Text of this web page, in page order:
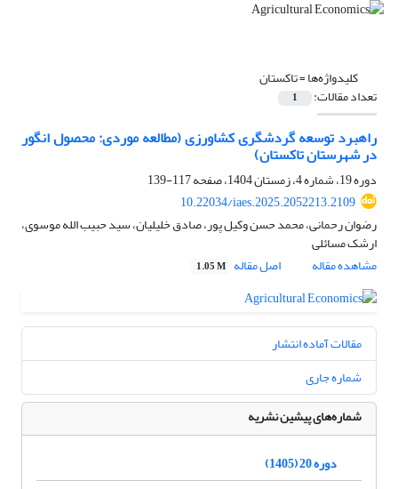
کلیدواژه‌ها =تاکستان
تعداد مقالات: 1
راهبرد توسعه گردشگری کشاورزی (مطالعه موردی: محصول انگور
در شهرستان تاکستان)
دوره 19، شماره 4، زمستان 1404، صفحه
117-139
10.22034/iaes.2025.2052213.2109
رضوان رحمانی، محمد حسن وکیل پور، صادق خلیلیان، سید حبیب الله موسوی،
ارشک مسائلی
مشاهده مقاله
اصل مقاله 1.05 M
مقالات آماده انتشار
شماره جاری
شماره‌های پیشین نشریه
دوره 20 (1405)